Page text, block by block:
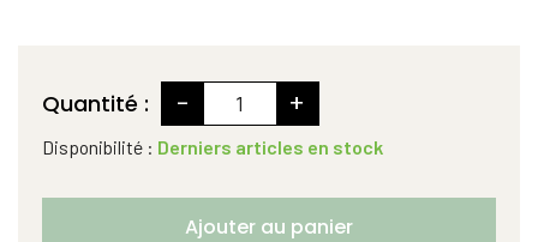
Quantité : - +
Disponibilité : Derniers articles en stock
Ajouter au panier